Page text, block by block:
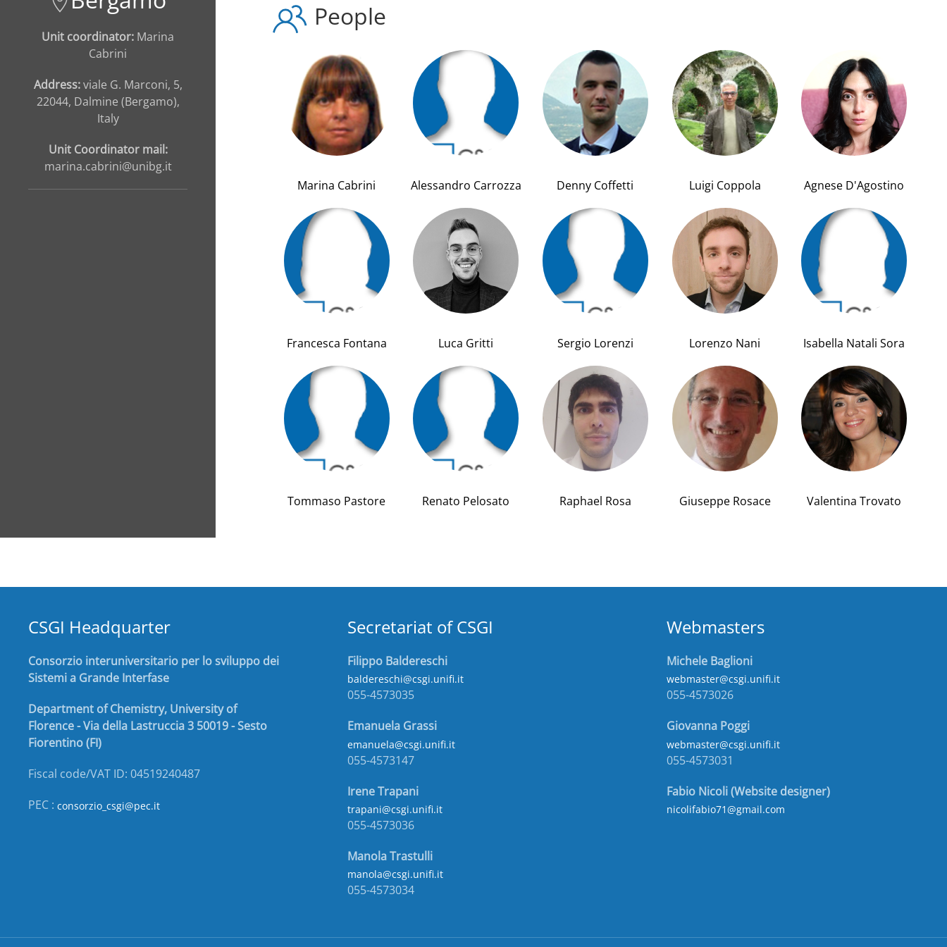
Unit coordinator: Marina
Cabrini
Address:viale G. Marconi, 5,
22044, Dalmine (Bergamo),
Italy
Unit Coordinator mail:
marina.cabrini@unibg.it
People
Marina Cabrini Alessandro Carrozza Denny Coffetti Luigi Coppola Agnese D'Agostino
Francesca Fontana Luca Gritti Sergio Lorenzi Lorenzo Nani Isabella Natali Sora
Tommaso Pastore Renato Pelosato Raphael Rosa Giuseppe Rosace Valentina Trovato
CSGI Headquarter
Consorzio interuniversitario per lo sviluppo dei
Sistemi a Grande Interfase
Department of Chemistry, University of
Florence - Via della Lastruccia 3 50019 - Sesto
Fiorentino (FI)
Fiscal code/VAT ID: 04519240487
PEC : consorzio_csgi@pec.it
Secretariat of CSGI
Filippo Baldereschi
baldereschi@csgi.unifi.it
055-4573035
Emanuela Grassi
emanuela@csgi.unifi.it
055-4573147
Irene Trapani
trapani@csgi.unifi.it
055-4573036
Manola Trastulli
manola@csgi.unifi.it
055-4573034
Webmasters
Michele Baglioni
webmaster@csgi.unifi.it
055-4573026
Giovanna Poggi
webmaster@csgi.unifi.it
055-4573031
Fabio Nicoli (Website designer)
nicolifabio71@gmail.com